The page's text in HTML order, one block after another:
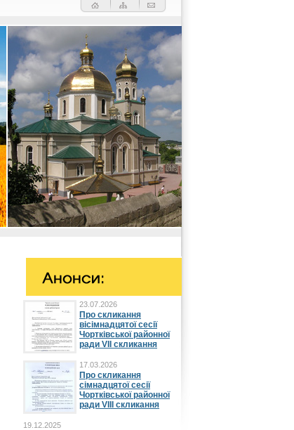
23.07.2026
Про скликання
вісімнадцятої сесії
Чортківської районної
ради VII скликання
17.03.2026
Про скликання
сімнадцятої сесії
Чортківської районної
ради VIII скликання
19.12.2025